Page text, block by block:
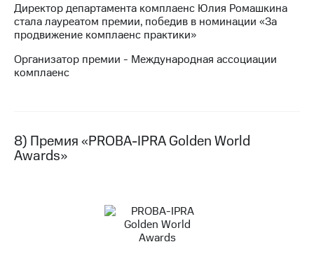
Директор департамента комплаенс Юлия Ромашкина
стала лауреатом премии, победив в номинации «За
продвижение комплаенс практики»
Организатор премии - Международная ассоциации
комплаенс
8) Премия «PROBA-IPRA Golden World
Awards»